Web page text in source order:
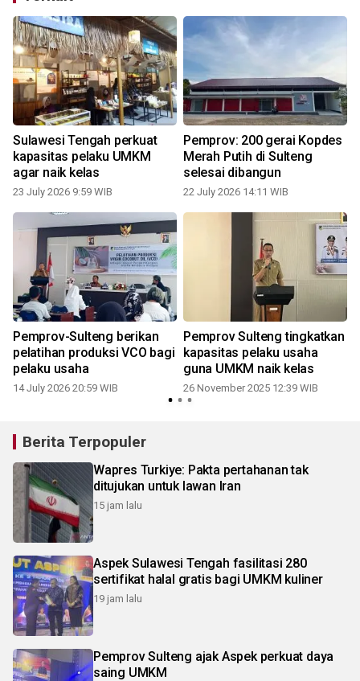
Sulawesi Tengah perkuat
kapasitas pelaku UMKM
agar naik kelas
23 July 2026 9:59 WIB
Pemprov: 200 gerai Kopdes
Merah Putih di Sulteng
selesai dibangun
22 July 2026 14:11 WIB
Pemprov-Sulteng berikan
pelatihan produksi VCO bagi
pelaku usaha
14 July 2026 20:59 WIB
Pemprov Sulteng tingkatkan
kapasitas pelaku usaha
guna UMKM naik kelas
26 November 2025 12:39 WIB
Berita Terpopuler
Wapres Turkiye: Pakta pertahanan tak
ditujukan untuk lawan Iran
15 jam lalu
Aspek Sulawesi Tengah fasilitasi 280
sertifikat halal gratis bagi UMKM kuliner
19 jam lalu
Pemprov Sulteng ajak Aspek perkuat daya
saing UMKM